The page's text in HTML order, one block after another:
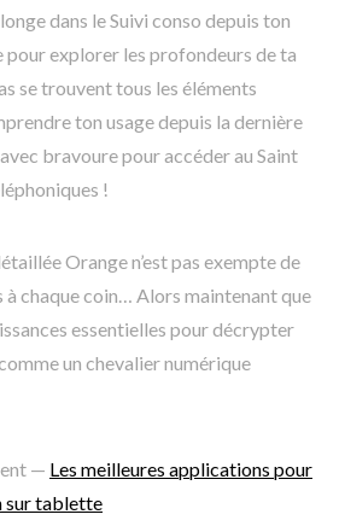
dans le Suivi conso depuis ton
pour explorer les profondeurs de ta
se trouvent tous les éléments
ton usage depuis la dernière
bravoure pour accéder au Saint
!
Orange n’est pas exempte de
à chaque coin… Alors maintenant que
essentielles pour décrypter
un chevalier numérique
— Les meilleures applications pour
sur tablette